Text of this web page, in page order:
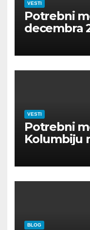
VESTI
Potrebni
decembra
VESTI
Potrebni
Kolumbiju
BLOG